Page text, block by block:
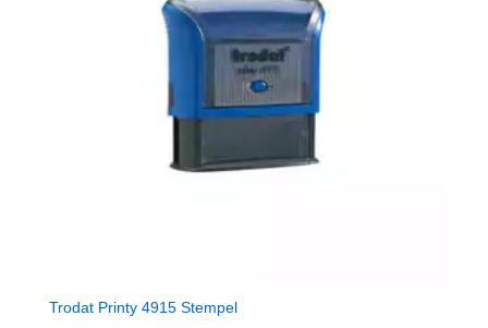
Trodat Printy 4915 Stempel